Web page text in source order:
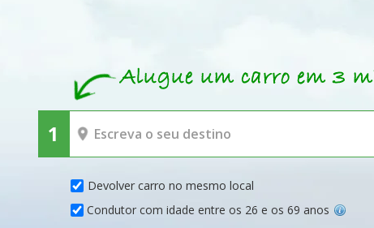
Devolver carro no mesmo local
Condutor com idade entre os 26 e os 69 anos